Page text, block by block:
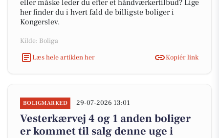
eller måske leder du efter et håndværkertilbud? Lige
her finder du i hvert fald de billigste boliger i
Kongerslev.
Kilde: Boliga
Læs hele artiklen her
Kopiér link
BOLIGMARKED 29-07-2026 13:01
Vesterkærvej 4 og 1 anden boliger
er kommet til salg denne uge i